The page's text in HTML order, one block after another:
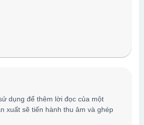
dụng để thêm lời đọc của một
xuất sẽ tiến hành thu âm và ghép